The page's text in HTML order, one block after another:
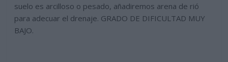
suelo es arcilloso o pesado, añadiremos arena de rió
para adecuar el drenaje. GRADO DE DIFICULTAD MUY
BAJO.